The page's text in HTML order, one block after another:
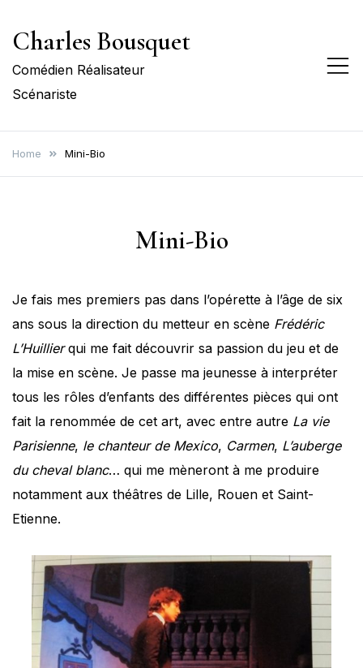
content
Charles Bousquet
Comédien Réalisateur
Scénariste
Home Mini-Bio
Mini-Bio
Je fais mes premiers pas dans l’opérette à l’âge de six
ans sous la direction du metteur en scène Frédéric
L’Huillierqui me fait découvrir sa passion du jeu et de
la mise en scène. Je passe ma jeunesse à interpréter
tous les rôles d’enfants des différentes pièces qui ont
fait la renommée de cet art, avec entre autre La vie
Parisienne, le chanteur de Mexico, Carmen, L’auberge
du cheval blanc… qui me mèneront à me produire
notamment aux théâtres de Lille, Rouen et Saint-
Etienne.